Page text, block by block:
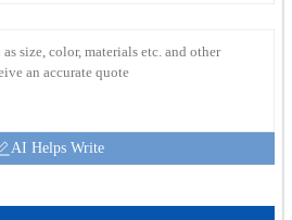
AI Helps Write